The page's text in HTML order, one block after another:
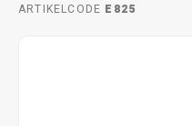
ARTIKELCODE E825